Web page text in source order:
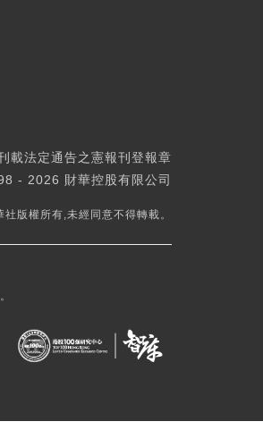
載法定通告之憲報刊登報章
- 2026 財華控股有限公司
社版權所有,未經同意不得轉載。